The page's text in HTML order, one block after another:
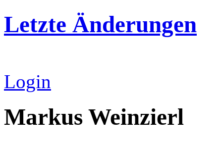
Letzte Änderungen
Login
Markus Weinzierl